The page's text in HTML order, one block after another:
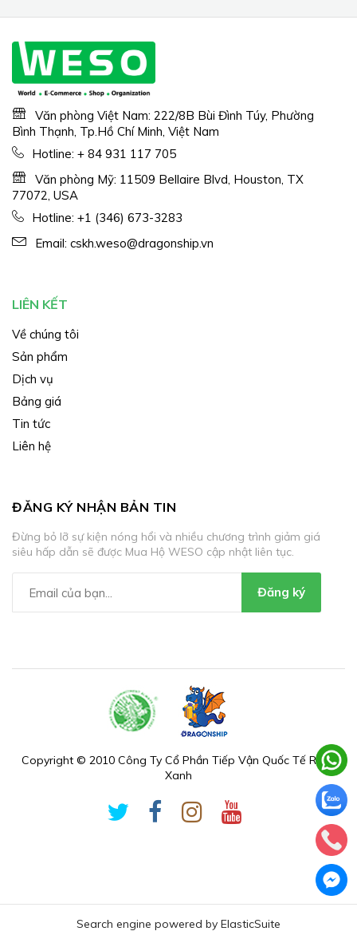
Văn phòng Việt Nam: 222/8B Bùi Đình Túy, Phường
Bình Thạnh, Tp.Hồ Chí Minh, Việt Nam
Hotline: + 84 931 117 705
Văn phòng Mỹ: 11509 Bellaire Blvd, Houston, TX
77072, USA
Hotline: +1 (346) 673-3283
Email: cskh.weso@dragonship.vn
LIÊN KẾT
Về chúng tôi
Sản phẩm
Dịch vụ
Bảng giá
Tin tức
Liên hệ
ĐĂNG KÝ NHẬN BẢN TIN
Đừng bỏ lỡ sự kiện nóng hổi và nhiều chương trình giảm giá
siêu hấp dẫn sẽ được Mua Hộ WESO cập nhật liên tục.
Đăng ký
Copyright © 2010 Công Ty Cổ Phần Tiếp Vận Quốc Tế Rồng
Xanh
Search engine powered by ElasticSuite